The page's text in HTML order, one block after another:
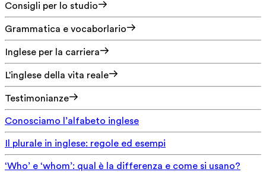
Consigli per lo studio
Grammatica e vocaborlario
Inglese per la carriera
L'inglese della vita reale
Testimonianze
Conosciamo l’alfabeto inglese
Il plurale in inglese: regole ed esempi
‘Who’ e ‘whom’: qual è la differenza e come si usano?